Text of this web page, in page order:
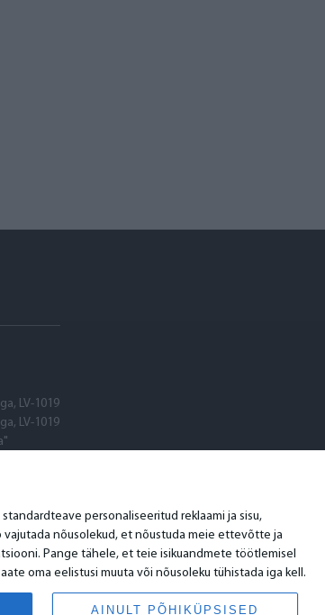
personaliseeritud reklaami ja sisu,
vajutada nõusolekud, et nõustuda meie ettevõtte ja
Pange tähele, et teie isikuandmete töötlemisel
oma eelistusi muuta või nõusoleku tühistada iga kell.
AINULT PÕHIKÜPSISED
LV-1019
LV-1019